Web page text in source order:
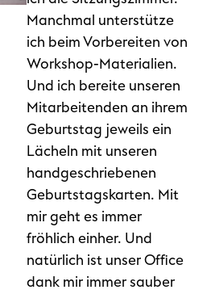
Manchmal unterstütze
ich beim Vorbereiten von
Workshop-Materialien.
Und ich bereite unseren
Mitarbeitenden an ihrem
Geburtstag jeweils ein
Lächeln mit unseren
handgeschriebenen
Geburtstagskarten. Mit
mir geht es immer
fröhlich einher. Und
natürlich ist unser Office
dank mir immer sauber